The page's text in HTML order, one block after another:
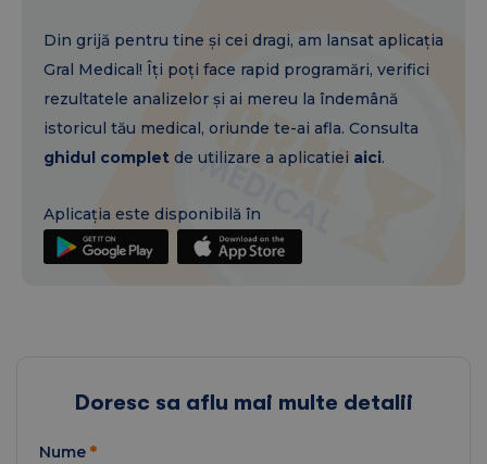
Din grijă pentru tine și cei dragi, am lansat aplicația
Gral Medical! Îți poți face rapid programări, verifici
rezultatele analizelor și ai mereu la îndemână
istoricul tău medical, oriunde te-ai afla. Consulta
ghidul complet de utilizare a aplicatiei aici.
Aplicația este disponibilă în
Doresc sa aflu mai multe detalii
Nume *